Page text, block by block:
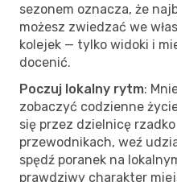
sezonem oznacza, że
możesz zwiedzać we
kolejek — tylko widoki i
docenić.
Poczuj lokalny rytm:
zobaczyć codzienne
się przez dzielnicę
przewodnikach, weź
spędź poranek na
prawdziwy charakter